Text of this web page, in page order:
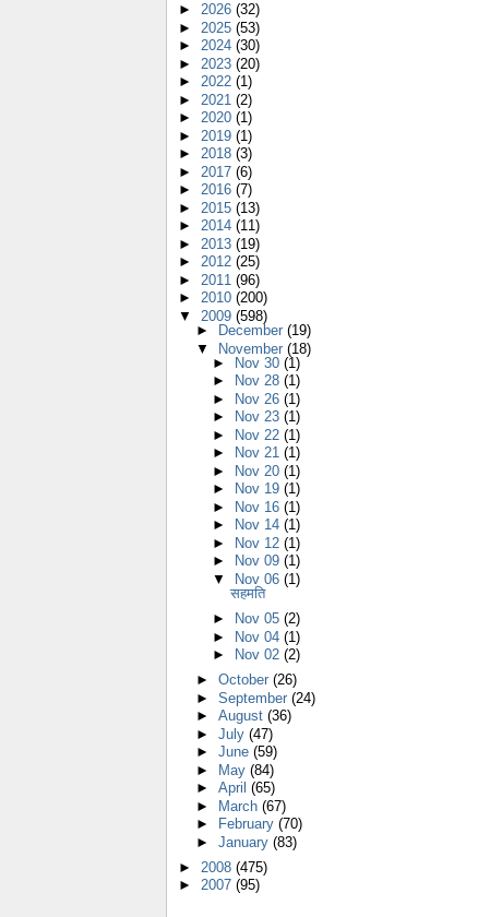
► 2026 (32)
► 2025 (53)
► 2024 (30)
► 2023 (20)
► 2022 (1)
► 2021 (2)
► 2020 (1)
► 2019 (1)
► 2018 (3)
► 2017 (6)
► 2016 (7)
► 2015 (13)
► 2014 (11)
► 2013 (19)
► 2012 (25)
► 2011 (96)
► 2010 (200)
▼ 2009 (598)
►
December (19)
▼ November (18)
►
Nov 30(1)
►
Nov 28(1)
►
Nov 26(1)
►
Nov 23(1)
►
Nov 22(1)
►
Nov 21(1)
►
Nov 20(1)
►
Nov 19(1)
►
Nov 16(1)
►
Nov 14(1)
►
Nov 12(1)
►
Nov 09(1)
▼
Nov 06(1)
सहमति
►
Nov 05(2)
► Nov 04(1)
►
Nov 02(2)
► October (26)
► September (24)
► August (36)
► July (47)
► June (59)
► May (84)
► April (65)
► March (67)
►
February (70)
► January (83)
► 2008 (475)
► 2007 (95)